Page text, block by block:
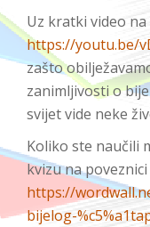
Uz kratki video
https://youtu.be/
zašto
zanimljivosti o
svijet vide neke
Koliko ste naučili
kvizu na poveznici
https://
bijelog-